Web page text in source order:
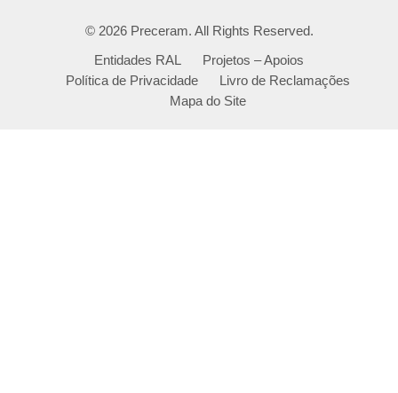
© 2026 Preceram. All Rights Reserved.
Entidades RAL
Projetos – Apoios
Política de Privacidade
Livro de Reclamações
Mapa do Site